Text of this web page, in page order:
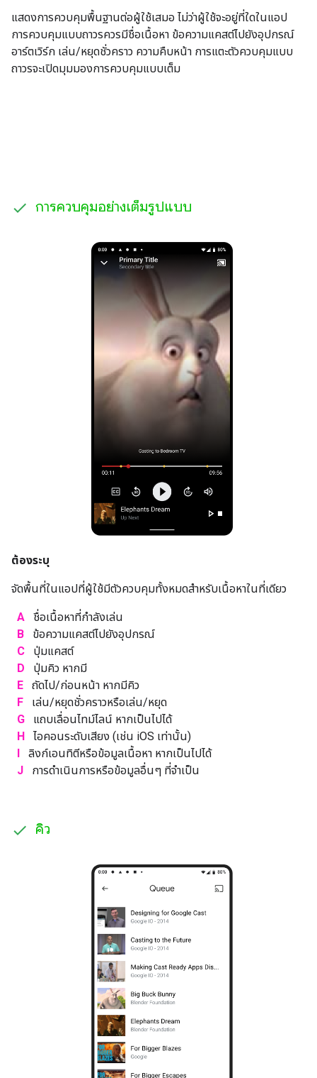
แสดงการควบคุมพื้นฐานต่อผู้ใช้เสมอ ไม่ว่าผู้ใช้จะอยู่ที่ใดในแอป
การควบคุมแบบถาวรควรมีชื่อเนื้อหา ข้อความแคสต์ไปยังอุปกรณ์
อาร์ตเวิร์ก เล่น/หยุดชั่วคราว ความคืบหน้า การแตะตัวควบคุมแบบ
ถาวรจะเปิดมุมมองการควบคุมแบบเต็ม
การควบคุมอย่างเต็มรูปแบบ
ต้องระบุ
จัดพื้นที่ในแอปที่ผู้ใช้มีตัวควบคุมทั้งหมดสำหรับเนื้อหาในที่เดียว
A
ชื่อเนื้อหาที่กำลังเล่น
B
ข้อความแคสต์ไปยังอุปกรณ์
C
ปุ่มแคสต์
D
ปุ่มคิว หากมี
E
ถัดไป/ก่อนหน้า หากมีคิว
F
เล่น/หยุดชั่วคราวหรือเล่น/หยุด
G
แถบเลื่อนไทม์ไลน์ หากเป็นไปได้
H
ไอคอนระดับเสียง (เช่น iOS เท่านั้น)
I
ลิงก์เอนทิตีหรือข้อมูลเนื้อหา หากเป็นไปได้
J
การดำเนินการหรือข้อมูลอื่นๆ ที่จำเป็น
คิว